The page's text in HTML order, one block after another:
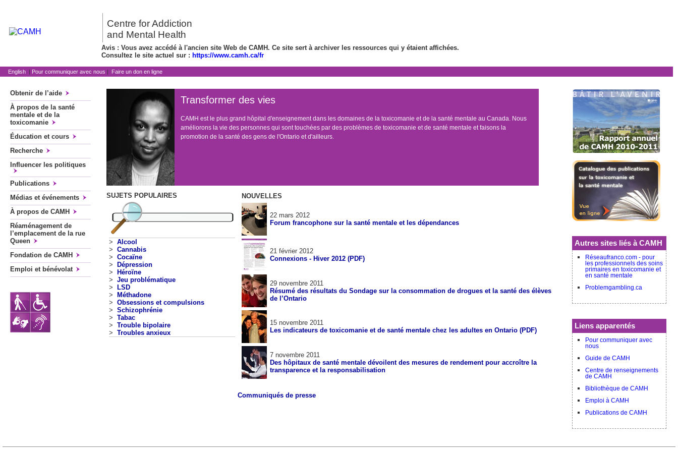
Centre for Addiction
and Mental Health
Avis : Vous avez accédé à l'ancien site Web de CAMH. Ce site sert à archiver les ressources qui y étaient affichées.
Consultez le site actuel sur : https://www.camh.ca/fr
English | Pour communiquer avec nous | Faire un don en ligne
Obtenir de l’aide
À propos de la santé
mentale et de la
toxicomanie
Éducation et cours
Recherche
Influencer les politiques
Publications
Médias et événements
À propos de CAMH
Réaménagement de
l’emplacement de la rue
Queen
Fondation de CAMH
Emploi et bénévolat
Transformer des vies
CAMH est le plus grand hôpital d'enseignement dans les domaines de la toxicomanie et de la santé mentale au Canada. Nous
améliorons la vie des personnes qui sont touchées par des problèmes de toxicomanie et de santé mentale et faisons la
promotion de la santé des gens de l'Ontario et d'ailleurs.
SUJETS POPULAIRES
> Alcool
> Cannabis
> Cocaïne
>
Dépression
>
Héroïne
> Jeu problématique
>
LSD
>
Méthadone
> Obsessions et compulsions
> Schizophrénie
> Tabac
> Trouble bipolaire
> Troubles anxieux
NOUVELLES
22 mars 2012
Forum francophone sur la santé mentale et les dépendances
21 février 2012
Connexions - Hiver 2012 (PDF)
29 novembre 2011
Résumé des résultats du Sondage sur la consommation de drogues et la santé des élèves
de l’Ontario
15 novembre 2011
Les indicateurs de toxicomanie et de santé mentale chez les adultes en Ontario (PDF)
7 novembre 2011
Des hôpitaux de santé mentale dévoilent des mesures de rendement pour accroître la
transparence et la responsabilisation
Communiqués de presse
Autres sites liés à CAMH
Réseaufranco.com - pour
les professionnels des soins
primaires en toxicomanie et
en santé mentale
Problemgambling.ca
Liens apparentés
Pour communiquer avec
nous
Guide de CAMH
Centre de renseignements
de CAMH
Bibliothèque de CAMH
Emploi à CAMH
Publications de CAMH